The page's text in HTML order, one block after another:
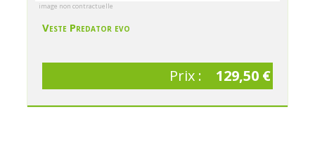
image non contractuelle
Veste Predator evo
Prix : 129,50 €